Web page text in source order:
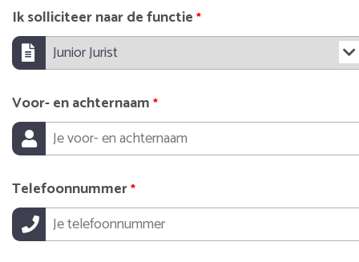
Ik solliciteer naar de functie *
Voor- en achternaam *
Telefoonnummer*